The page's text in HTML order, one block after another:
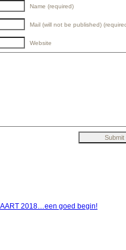
Name (required)
Mail (will not be published)
Website
2018…een goed begin!